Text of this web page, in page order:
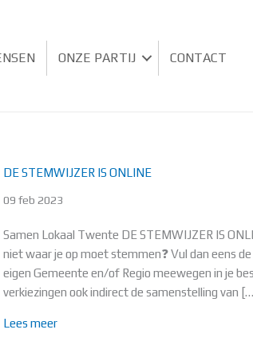
ONZE PARTIJ CONTACT
DE STEMWIJZER IS ONLINE
09 feb 2023
Samen Lokaal Twente DE STEMWIJZER IS
niet waar je op moet stemmen❓ Vul dan eens
eigen Gemeente en/of Regio meewegen in je
verkiezingen ook indirect de samenstelling van
Lees meerabout DE STEMWIJZER IS ONLINE